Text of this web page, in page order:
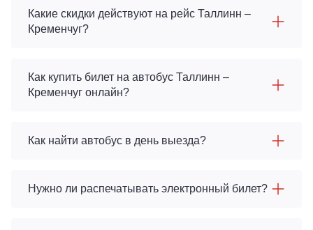
Какие скидки действуют на рейс Таллинн –
Кременчуг?
Как купить билет на автобус Таллинн –
Кременчуг онлайн?
Как найти автобус в день выезда?
Нужно ли распечатывать электронный билет?